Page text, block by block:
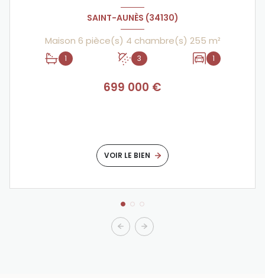
SAINT-AUNÈS (34130)
Maison 6 pièce(s) 4 chambre(s) 255 m²
1 3 1
699 000 €
VOIR LE BIEN